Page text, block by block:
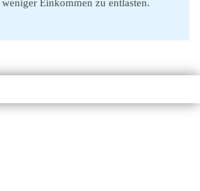
Einkommen zu entlasten.